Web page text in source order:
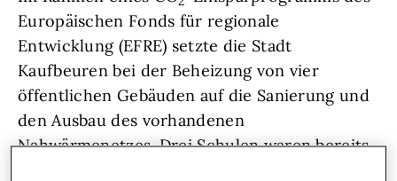
Europäischen Fonds für regionale
Entwicklung (EFRE) setzte die Stadt
Kaufbeuren bei der Beheizung von vier
öffentlichen Gebäuden auf die Sanierung und
den Ausbau des vorhandenen
Nahwärmenetzes. Drei Schulen waren bereits